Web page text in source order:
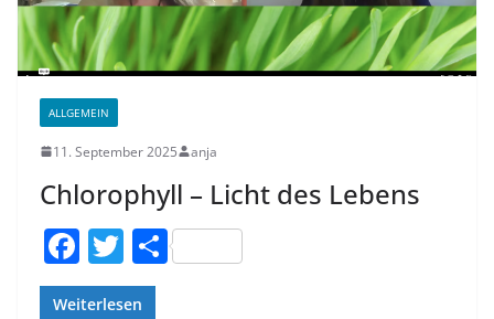
ALLGEMEIN
11. September 2025 anja
Chlorophyll – Licht des Lebens
F
a
T
w
T
Weiterlesen